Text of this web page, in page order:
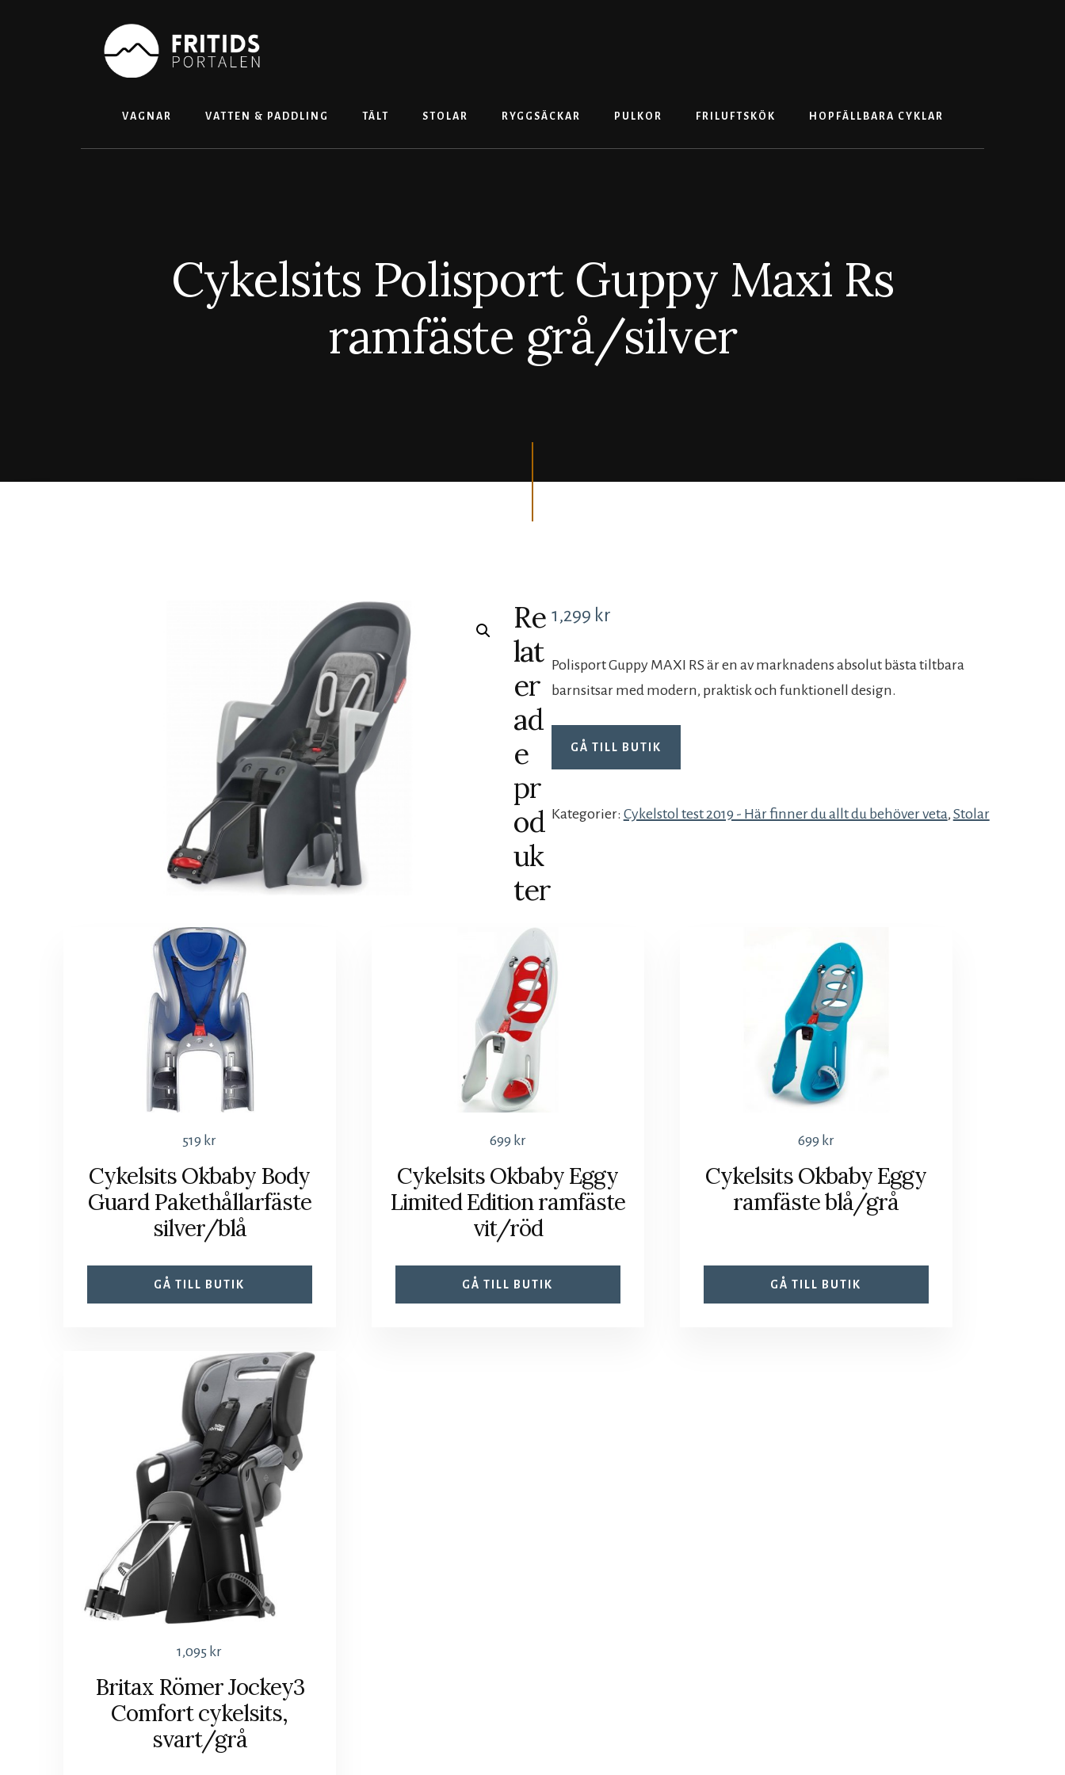
VAGNAR VATTEN & PADDLING TÄLT STOLAR RYGGSÄCKAR PULKOR FRILUFTSKÖK HOPFÄLLBARA CYKLAR
Cykelsits Polisport Guppy Maxi Rs
ramfäste grå/silver
1,299 kr
Polisport Guppy MAXI RS är en av marknadens absolut bästa tiltbara
barnsitsar med modern, praktisk och funktionell design.
GÅ TILL BUTIK
Kategorier: Cykelstol test 2019 - Här finner du allt du behöver veta, Stolar
Re
lat
er
ad
e
pr
od
uk
ter
519 kr
Cykelsits Okbaby Body
Guard Pakethållarfäste
silver/blå
GÅ TILL BUTIK
699 kr
Cykelsits Okbaby Eggy
Limited Edition ramfäste
vit/röd
GÅ TILL BUTIK
699 kr
Cykelsits Okbaby Eggy
ramfäste blå/grå
GÅ TILL BUTIK
1,095 kr
Britax Römer Jockey3
Comfort cykelsits,
svart/grå